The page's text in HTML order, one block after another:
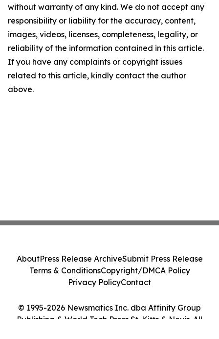
without warranty of any kind. We do not accept any
responsibility or liability for the accuracy, content,
images, videos, licenses, completeness, legality, or
reliability of the information contained in this article.
If you have any complaints or copyright issues
related to this article, kindly contact the author
above.
© 1995-2026 Newsmatics Inc. dba Affinity Group
Publishing & World Tech Press St. Kitts & Nevis. All
AboutPress Release ArchiveSubmit Press Release
Terms & ConditionsCopyright/DMCA Policy
Privacy PolicyContact